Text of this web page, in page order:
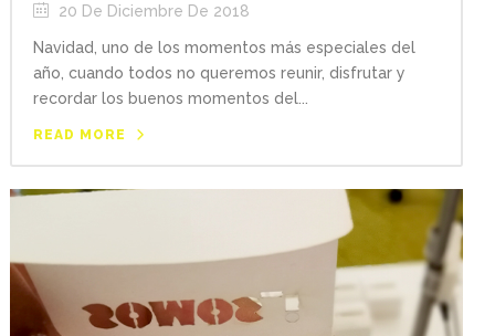
20 De Diciembre De 2018
Navidad, uno de los momentos más especiales del
año, cuando todos no queremos reunir, disfrutar y
recordar los buenos momentos del...
READ MORE